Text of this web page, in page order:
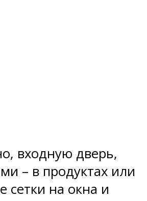
входную дверь,
– в продуктах или
на окна и